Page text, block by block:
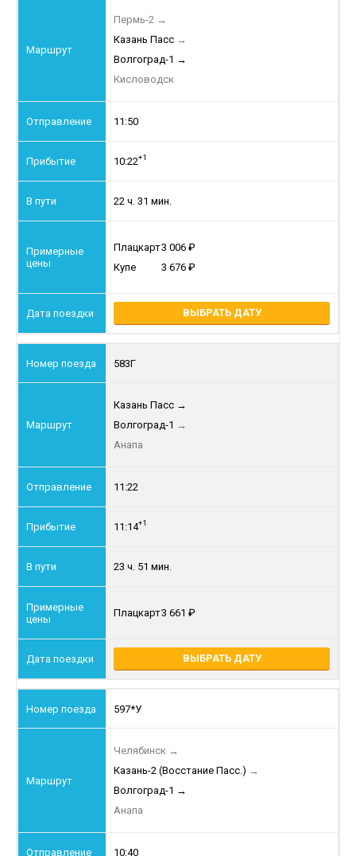
Пермь-2 →
Казань Пасс →
Волгоград-1 →
Кисловодск
11:50
10:22+1
22 ч. 31 мин.
Плацкарт3 006
Купе
3 676
ВЫБРАТЬ ДАТУ
583Г
Казань Пасс →
Волгоград-1 →
Анапа
11:22
11:14+1
23 ч. 51 мин.
Плацкарт3 661
ВЫБРАТЬ ДАТУ
597*У
Челябинск →
Казань-2 (Восстание Пасс.) →
Волгоград-1 →
Анапа
10:40